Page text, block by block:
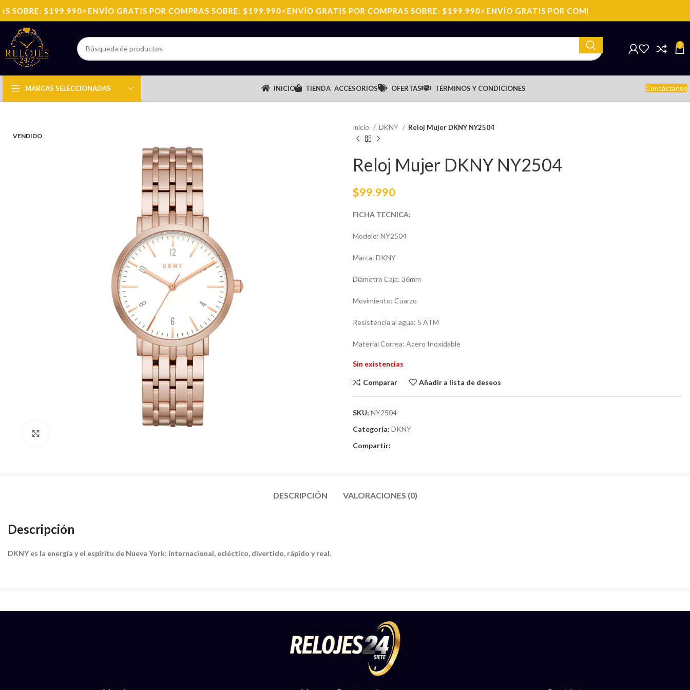
SOBRE: $199.990⚡ENVÍO GRATIS POR COMPRAS SOBRE: $199.990⚡ENVÍO GRATIS POR COMPRAS SOBRE: $199.990⚡ENVÍO GRATIS POR COMPRAS SOBRE: $199.990
0
MARCAS SELECCIONADAS INICIO TIENDA ACCESORIOS OFERTAS TÉRMINOS Y CONDICIONES Contáctanos
VENDIDO
Inicio DKNY Reloj Mujer DKNY NY2504
Reloj Mujer DKNY NY2504
$99.990
FICHA TECNICA:
Modelo: NY2504
Marca: DKNY
Diámetro Caja: 36mm
Movimiento: Cuarzo
Resistencia al agua: 5 ATM
Material Correa: Acero Inoxidable
Sin existencias
Comparar Añadir a lista de deseos
SKU: NY2504
Categoría: DKNY
Compartir:
DESCRIPCIÓN VALORACIONES (0)
Descripción
DKNY es la energía y el espíritu de Nueva York: internacional, ecléctico, divertido, rápido y real.